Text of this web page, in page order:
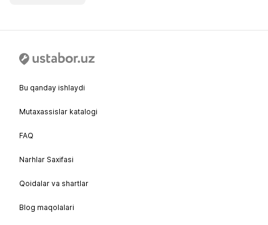
Bu qanday ishlaydi
Mutaxassislar katalogi
FAQ
Narhlar Saxifasi
Qoidalar va shartlar
Blog maqolalari